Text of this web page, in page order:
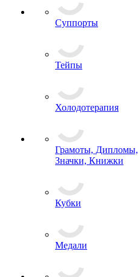
Суппорты
Тейпы
Холодотерапия
Грамоты, Дипломы,
Значки, Книжки
Кубки
Медали